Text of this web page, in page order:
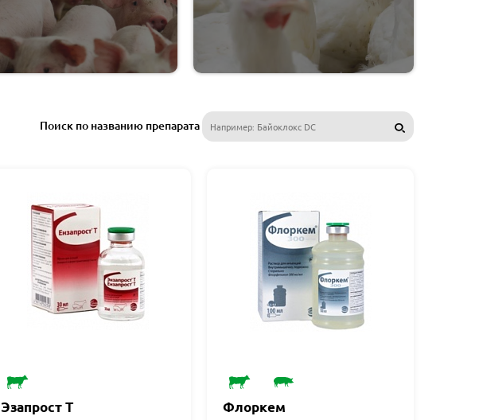
Поиск по названию препарата
Эзапрост Т Флоркем